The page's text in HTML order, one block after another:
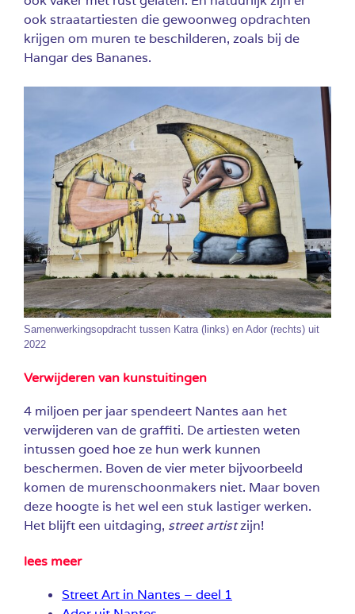
ook straatartiesten die gewoonweg opdrachten
krijgen om muren te beschilderen, zoals bij de
Hangar des Bananes.
Samenwerkingsopdracht tussen Katra (links) en Ador (rechts) uit
2022
Verwijderen van kunstuitingen
4 miljoen per jaar spendeert Nantes aan het
verwijderen van de graffiti. De artiesten weten
intussen goed hoe ze hun werk kunnen
beschermen. Boven de vier meter bijvoorbeeld
komen de murenschoonmakers niet. Maar boven
deze hoogte is het wel een stuk lastiger werken.
Het blijft een uitdaging, street artistzijn!
lees meer
Street Art in Nantes – deel 1